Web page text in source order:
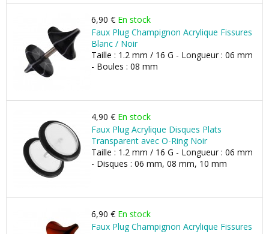
6,90 € En stock
Faux Plug Champignon Acrylique Fissures
Blanc / Noir
Taille : 1.2 mm / 16 G - Longueur : 06 mm
- Boules : 08 mm
4,90 € En stock
Faux Plug Acrylique Disques Plats
Transparent avec O-Ring Noir
Taille : 1.2 mm / 16 G - Longueur : 06 mm
- Disques : 06 mm, 08 mm, 10 mm
6,90 € En stock
Faux Plug Champignon Acrylique Fissures